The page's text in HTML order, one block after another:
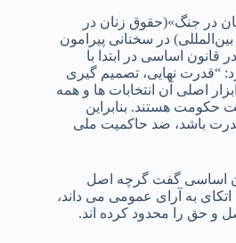
در جنگ»(حقوق زنان در
در سخنانی پیرامون
اساسی در ابتدا با
“قدرت نهایی، تصمیم گیری
اصلی آن انتخابات ها و همه
هستند. بنابراین
باشد، ضد حاکمیت ملی
اساسی گفت گرچه اصل
به آرای عمومی می داند،
و حق را محدود کرده اند.